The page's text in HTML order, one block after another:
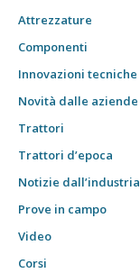
Attrezzature
Componenti
Innovazioni tecniche
Novità dalle aziende
Trattori
Trattori d’epoca
Notizie dall’industria
Prove in campo
Video
Corsi